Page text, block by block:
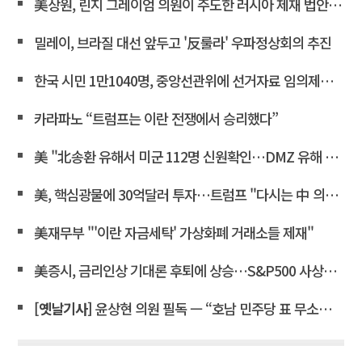
美상원, 린지 그레이엄 의원이 주도한 러시아 제재 법안 통과
밀레이, 브라질 대선 앞두고 '反룰라' 우파정상회의 추진
한국 시민 1만1040명, 중앙선관위에 선거자료 임의제출 요청
카라파노 “트럼프는 이란 전쟁에서 승리했다”
美 "北송환 유해서 미군 112명 신원확인…DMZ 유해 발굴 재개"
美, 핵심광물에 30억달러 투자…트럼프 "다시는 中 의존 않도록"
美재무부 "'이란 자금세탁' 가상화폐 거래소들 제재"
美증시, 금리인상 기대론 후퇴에 상승…S&P500 사상최고치 마감
[옛날기사] 윤상현 의원 필독 ㅡ “호남 민주당 표 무소속에 보태”… 전산 조작으로 ‘선거비 보전’ 의혹